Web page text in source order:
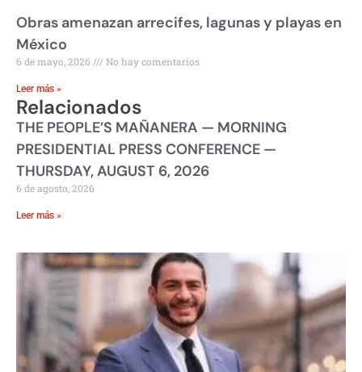
Obras amenazan arrecifes, lagunas y playas en
México
6 de mayo, 2026 No hay comentarios
Leer más »
Relacionados
THE PEOPLE’S MAÑANERA — MORNING
PRESIDENTIAL PRESS CONFERENCE —
THURSDAY, AUGUST 6, 2026
6 de agosto, 2026
Leer más »